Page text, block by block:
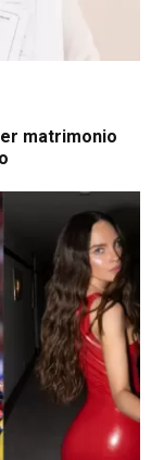
matrimonio